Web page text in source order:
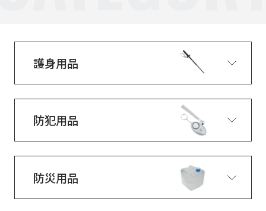
護身用品
防犯用品
防災用品